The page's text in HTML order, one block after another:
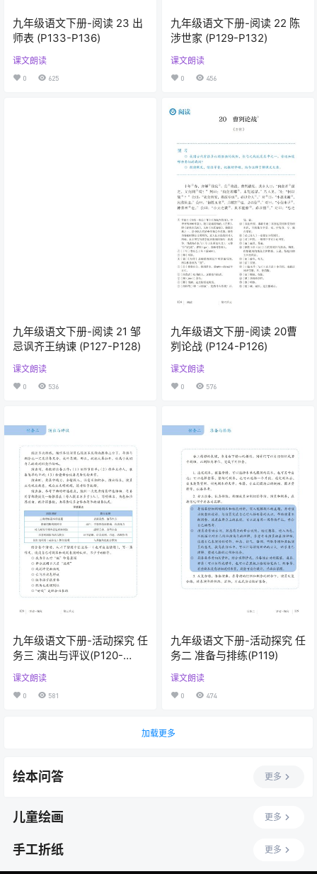
九年级语文下册-阅读 23 出
师表 (P133-P136)
课文朗读
0 625
九年级语文下册-阅读 22 陈
涉世家 (P129-P132)
课文朗读
0 456
九年级语文下册-阅读 21 邹
忌讽齐王纳谏 (P127-P128)
课文朗读
0 536
九年级语文下册-阅读 20曹
刿论战 (P124-P126)
课文朗读
0 576
九年级语文下册-活动探究 任
务三 演出与评议(P120-
课文朗读
0 581
九年级语文下册-活动探究 任
务二 准备与排练(P119)
课文朗读
0 474
加载更多
绘本问答 更多
儿童绘画 更多
手工折纸 更多